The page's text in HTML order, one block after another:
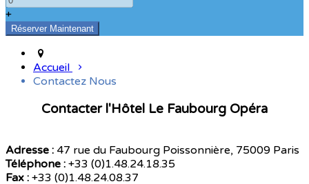
+
Accueil
Contactez Nous
Contacter l'Hôtel Le Faubourg Opéra
Adresse : 47 rue du Faubourg Poissonnière, 75009 Paris
Téléphone : +33 (0)1.48.24.18.35
Fax : +33 (0)1.48.24.08.37